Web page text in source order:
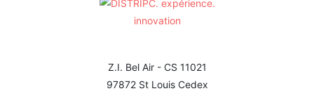
Z.I. Bel Air - CS 11021
97872 St Louis Cedex